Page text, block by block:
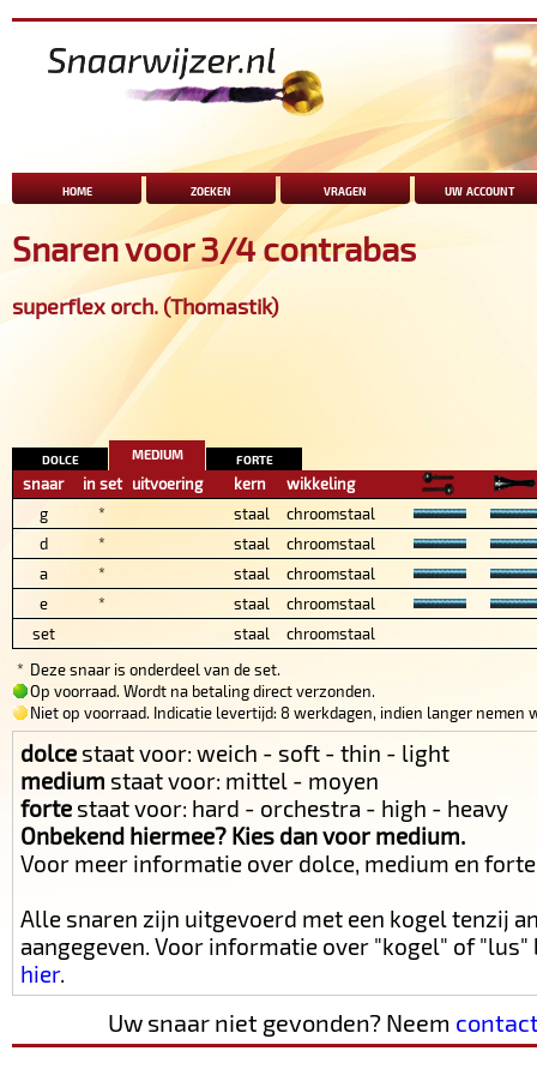
home zoeken vragen uw account
Snaren voor 3/4 contrabas
superflex orch. (Thomastik)
dolce medium forte
snaar in set uitvoering kern
wikkeling
g
* staal
chroomstaal
d
* staal
chroomstaal
a
* staal
chroomstaal
e
* staal
chroomstaal
set
staal
chroomstaal
* Deze snaar is onderdeel van de set.
Op voorraad. Wordt na betaling direct verzonden.
Niet op voorraad. Indicatie levertijd: 8 werkdagen, indien langer nemen
dolce staat voor: weich - soft - thin - light
medium staat voor: mittel - moyen
forte staat voor: hard - orchestra - high - heavy
Onbekend hiermee? Kies dan voor medium.
Voor meer informatie over dolce, medium en
Alle snaren zijn uitgevoerd met een kogel tenzij
aangegeven. Voor informatie over "kogel" of
hier.
Uw snaar niet gevonden? Neem